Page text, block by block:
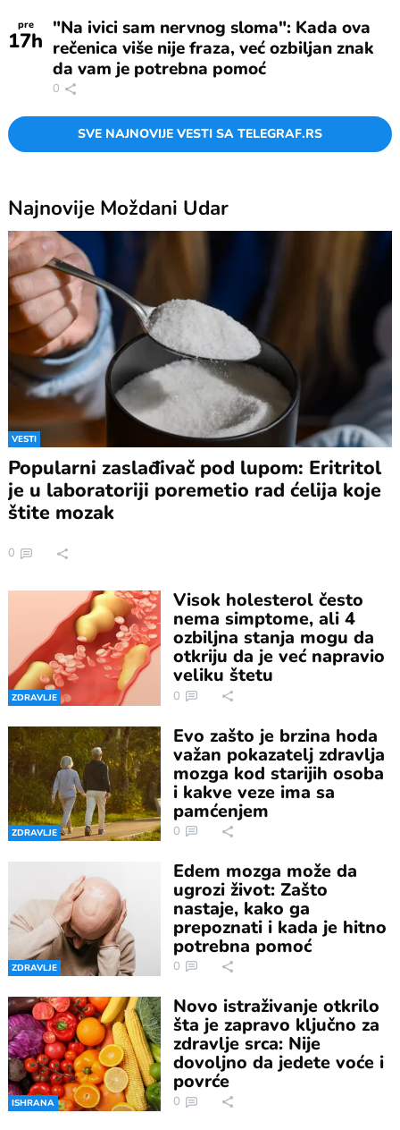
pre
17h "Na ivici sam nervnog sloma": Kada ova
rečenica više nije fraza, već ozbiljan znak
da vam je potrebna pomoć
0
SVE NAJNOVIJE VESTI SA TELEGRAF.RS
Najnovije Moždani Udar
VESTI
Popularni zaslađivač pod lupom: Eritritol
je u laboratoriji poremetio rad ćelija koje
štite mozak
0
ZDRAVLJE
Visok holesterol često
nema simptome, ali 4
ozbiljna stanja mogu da
otkriju da je već napravio
veliku štetu
0
ZDRAVLJE
Evo zašto je brzina hoda
važan pokazatelj zdravlja
mozga kod starijih osoba
i kakve veze ima sa
pamćenjem
0
ZDRAVLJE
Edem mozga može da
ugrozi život: Zašto
nastaje, kako ga
prepoznati i kada je hitno
potrebna pomoć
0
ISHRANA
Novo istraživanje otkrilo
šta je zapravo ključno za
zdravlje srca: Nije
dovoljno da jedete voće i
povrće
0